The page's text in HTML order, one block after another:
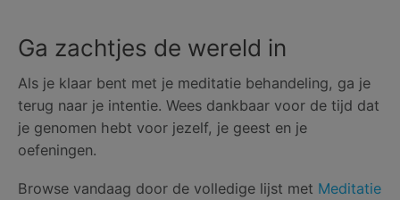
Ga zachtjes de wereld in
Als je klaar bent met je meditatie behandeling, ga je
terug naar je intentie. Wees dankbaar voor de tijd dat
je genomen hebt voor jezelf, je geest en je
oefeningen.
Browse vandaag door de volledige lijst met Meditatie